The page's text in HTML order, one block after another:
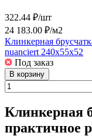
322.44 ₽/шт
24 183.00 ₽/м2
Клинкерная
nuanciert 240x55x52
Под заказ
В корзину
Клинкерная
практичное